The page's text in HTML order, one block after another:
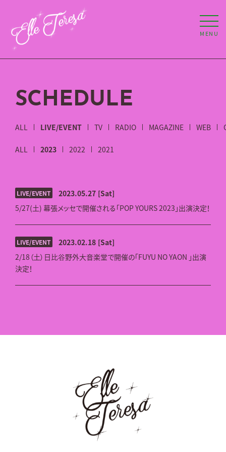
MENU
SCHEDULE
ALL LIVE/EVENT TV RADIO MAGAZINE WEB
ALL 2023 2022 2021
LIVE/EVENT 2023.05.27 [Sat]
5/27(土) 幕張メッセで開催される「POP YOURS 2023」出演決定！
LIVE/EVENT 2023.02.18 [Sat]
2/18（土）日比谷野外大音楽堂で開催の「FUYU NO YAON 」出演
決定！